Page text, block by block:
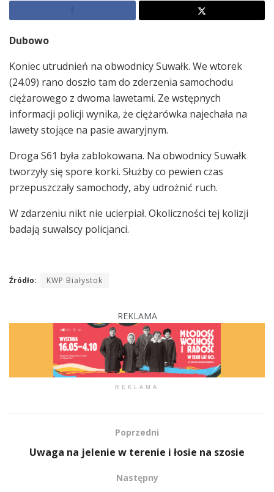
Dubowo
Koniec utrudnień na obwodnicy Suwałk. We wtorek
(24.09) rano doszło tam do zderzenia samochodu
ciężarowego z dwoma lawetami. Ze wstępnych
informacji policji wynika, że ciężarówka najechała na
lawety stojące na pasie awaryjnym.
Droga S61 była zablokowana. Na obwodnicy Suwałk
tworzyły się spore korki. Służby co pewien czas
przepuszczały samochody, aby udrożnić ruch.
W zdarzeniu nikt nie ucierpiał. Okoliczności tej kolizji
badają suwalscy policjanci.
Źródło: KWP Białystok
REKLAMA
REKLAMA
Poprzedni
Uwaga na jelenie w terenie i łosie na szosie
Następny